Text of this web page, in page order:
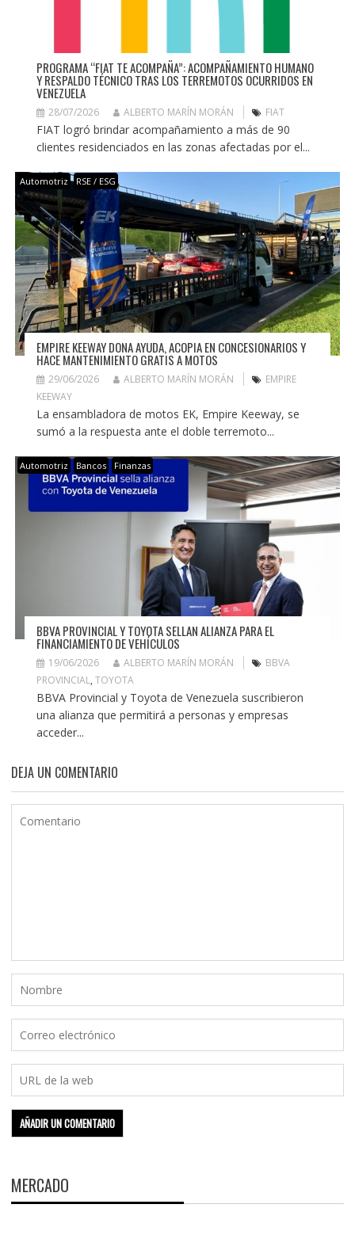
PROGRAMA “FIAT TE ACOMPAÑA”: ACOMPAÑAMIENTO HUMANO
Y RESPALDO TÉCNICO TRAS LOS TERREMOTOS OCURRIDOS EN
VENEZUELA
28/07/2026 ALBERTO MARÍN MORÁN FIAT
FIAT logró brindar acompañamiento a más de 90
clientes residenciados en las zonas afectadas por el...
Automotriz RSE / ESG
EMPIRE KEEWAY DONA AYUDA, ACOPIA EN CONCESIONARIOS Y
HACE MANTENIMIENTO GRATIS A MOTOS
29/06/2026 ALBERTO MARÍN MORÁN
EMPIRE
KEEWAY
La ensambladora de motos EK, Empire Keeway, se
sumó a la respuesta ante el doble terremoto...
Automotriz Bancos Finanzas
BBVA PROVINCIAL Y TOYOTA SELLAN ALIANZA PARA EL
FINANCIAMIENTO DE VEHÍCULOS
19/06/2026 ALBERTO MARÍN MORÁN
BBVA
PROVINCIAL, TOYOTA
BBVA Provincial y Toyota de Venezuela suscribieron
una alianza que permitirá a personas y empresas
acceder...
DEJA UN COMENTARIO
MERCADO